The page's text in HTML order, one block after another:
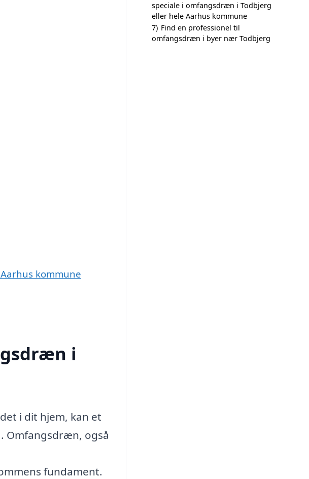
kommune
i
i dit hjem, kan et
Omfangsdræn, også
fundament.
speciale i omfangsdræn i Todbjerg
eller hele Aarhus kommune
7) Find en professionel til
omfangsdræn i byer nær Todbjerg